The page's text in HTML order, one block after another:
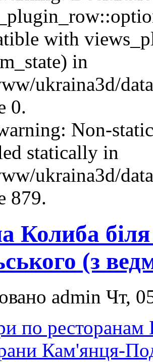
with
in
ukraina3d/
0.
Non-
statically in
ukraina3d/
879.
Колиба
(з
admin Чт,
по ресторанам
Кам'янця-